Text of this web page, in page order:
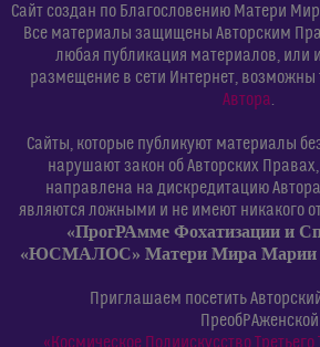
Сайт создан по Благословению Матери
Все материалы защищены Авторским
любая публикация материалов, или
размещение в сети Интернет, возможны
Автора.
Сайты, которые публикуют материалы
нарушают закон об Авторских
направлена на дискредитацию
являются ложными и не имеют никакого
«ПрогРАмме Фохатизации и
«ЮСМАЛОС» Матери Мира
Приглашаем посетить
ПреобРАженской
«Космическое Полиискусство